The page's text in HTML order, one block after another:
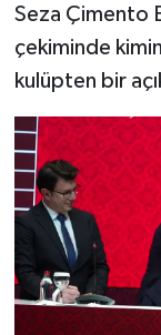
Seza Çimento
çekiminde
kulüpten bir